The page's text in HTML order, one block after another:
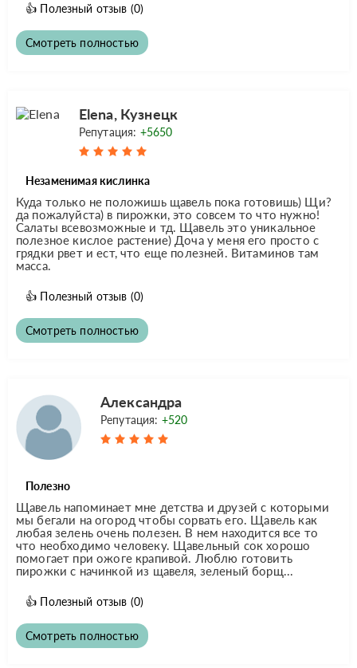
👍 Полезный отзыв (0)
Смотреть полностью
Elena, Кузнецк
Репутация: +5650
Незаменимая кислинка
Куда только не положишь щавель пока готовишь) Щи?
да пожалуйста) в пирожки, это совсем то что нужно!
Салаты всевозможные и тд. Щавель это уникальное
полезное кислое растение) Доча у меня его просто с
грядки рвет и ест, что еще полезней. Витаминов там
масса.
👍 Полезный отзыв (0)
Смотреть полностью
Александра
Репутация: +520
Полезно
Щавель напоминает мне детства и друзей с которыми
мы бегали на огород чтобы сорвать его. Щавель как
любая зелень очень полезен. В нем находится все то
что необходимо человеку. Щавельный сок хорошо
помогает при ожоге крапивой. Люблю готовить
пирожки с начинкой из щавеля, зеленый борщ...
👍 Полезный отзыв (0)
Смотреть полностью